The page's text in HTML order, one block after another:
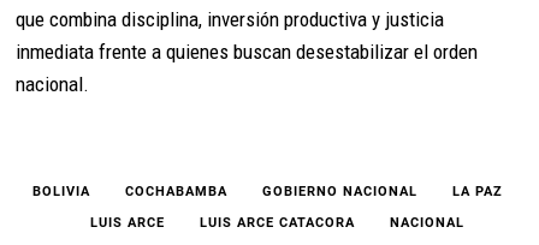
que combina disciplina, inversión productiva y justicia
inmediata frente a quienes buscan desestabilizar el orden
nacional.
BOLIVIA COCHABAMBA GOBIERNO NACIONAL
LA PAZ
LUIS ARCE
LUIS ARCE CATACORA
NACIONAL